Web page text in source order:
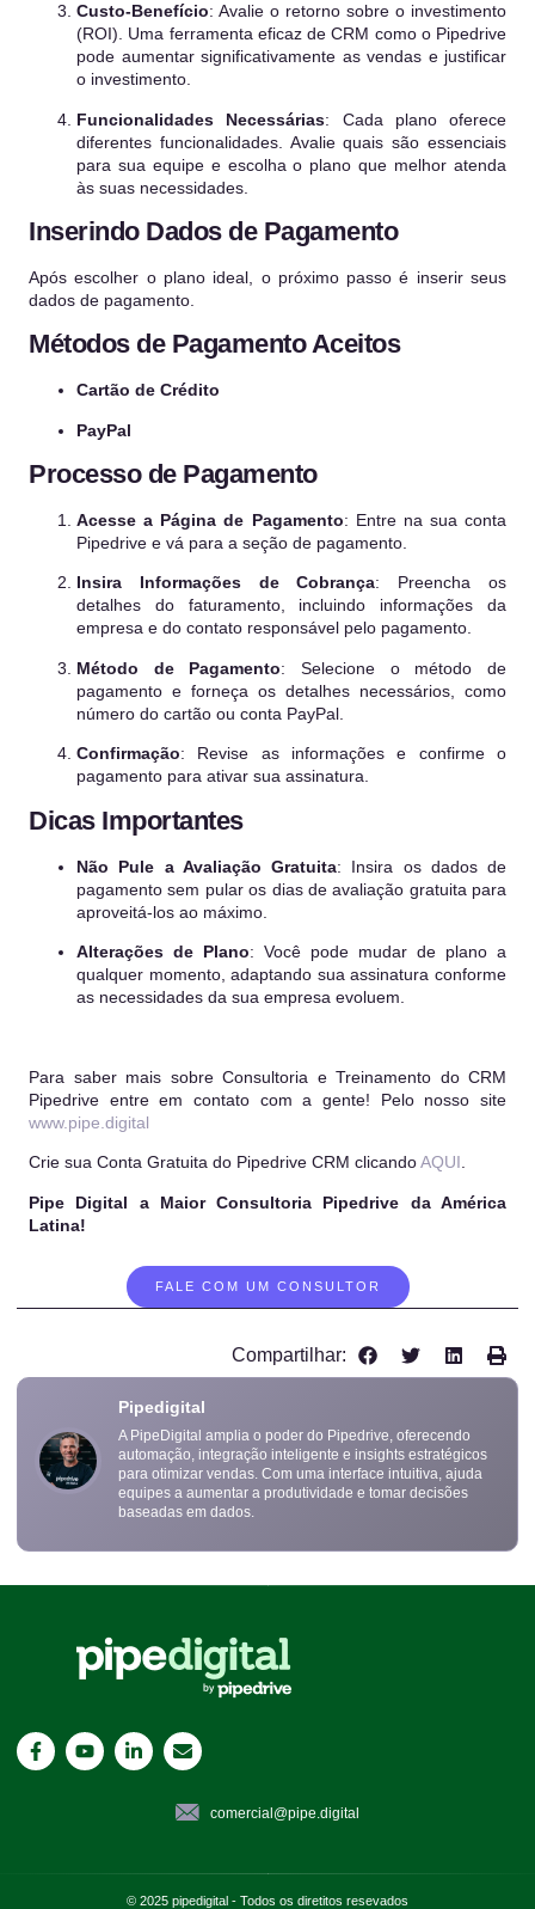
Custo-Benefício: Avalie o retorno sobre o investimento
(ROI). Uma ferramenta eficaz de CRM como o Pipedrive
pode aumentar significativamente as vendas e justificar
o investimento.
Funcionalidades Necessárias: Cada plano oferece
diferentes funcionalidades. Avalie quais são essenciais
para sua equipe e escolha o plano que melhor atenda
às suas necessidades.
Inserindo Dados de Pagamento
Após escolher o plano ideal, o próximo passo é inserir seus
dados de pagamento.
Métodos de Pagamento Aceitos
Cartão de Crédito
PayPal
Processo de Pagamento
Acesse a Página de Pagamento: Entre na sua conta
Pipedrive e vá para a seção de pagamento.
Insira Informações de Cobrança: Preencha os
detalhes do faturamento, incluindo informações da
empresa e do contato responsável pelo pagamento.
Método de Pagamento: Selecione o método de
pagamento e forneça os detalhes necessários, como
número do cartão ou conta PayPal.
Confirmação: Revise as informações e confirme o
pagamento para ativar sua assinatura.
Dicas Importantes
Não Pule a Avaliação Gratuita: Insira os dados de
pagamento sem pular os dias de avaliação gratuita para
aproveitá-los ao máximo.
Alterações de Plano: Você pode mudar de plano a
qualquer momento, adaptando sua assinatura conforme
as necessidades da sua empresa evoluem.
Para saber mais sobre Consultoria e Treinamento do CRM
Pipedrive entre em contato com a gente! Pelo nosso site
www.pipe.digital
Crie sua Conta Gratuita do Pipedrive CRM clicandoAQUI.
Pipe Digital a Maior Consultoria Pipedrive da América
Latina!
FALE COM UM CONSULTOR
Compartilhar:
Pipedigital
A PipeDigital amplia o poder do Pipedrive, oferecendo
automação, integração inteligente e insights estratégicos
para otimizar vendas. Com uma interface intuitiva, ajuda
equipes a aumentar a produtividade e tomar decisões
baseadas em dados.
comercial@pipe.digital
© 2025 pipedigital - Todos os diretitos resevados